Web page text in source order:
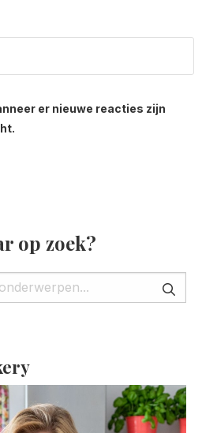
er nieuwe reacties zijn
op zoek?